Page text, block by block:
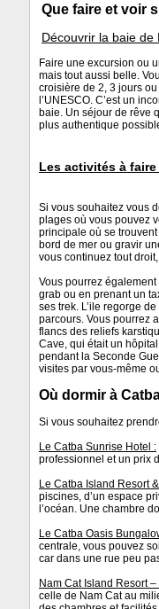
Que faire et voir
Découvrir la baie de
Faire une excursion ou
mais tout aussi belle.
croisière de 2, 3 jours
l’UNESCO. C’est un
baie. Un séjour de rêve
plus authentique
Les activités à faire
Si vous souhaitez vous
plages où vous pouvez
principale où se
bord de mer ou gravir
vous continuez tout
Vous pourrez
grab ou en prenant un
ses trek. L’ile regorge
parcours. Vous pourrez
flancs des reliefs
Cave, qui était un
pendant la Seconde
visites par vous-même
Où dormir à
Si vous souhaitez
Le Catba Sunrise Hotel :
professionnel et un prix
Le Catba Island Resort
piscines, d’un espace
l’océan. Une chambre
Le Catba Oasis
centrale, vous pouvez
car dans une rue peu
Nam Cat Island Resort
celle de Nam Cat au